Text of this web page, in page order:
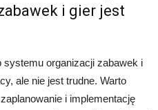
i gier jest
systemu organizacji zabawek i
ale nie jest trudne. Warto
i implementację